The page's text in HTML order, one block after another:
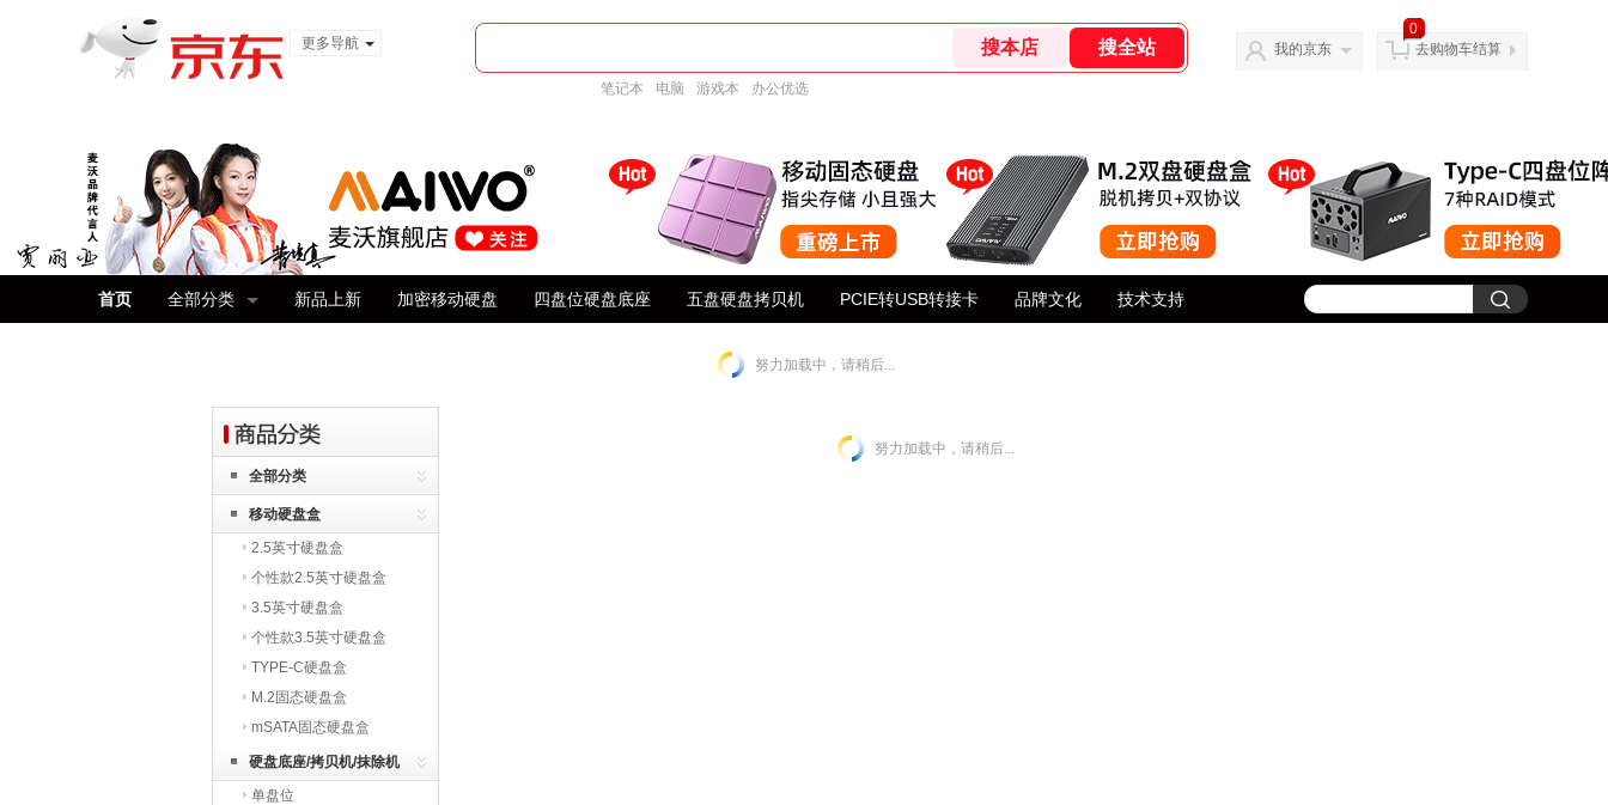
更多导航
笔记本 电脑 游戏本 办公优选
我的京东
0
去购物车结算
首页 全部分类 新品上新 加密移动硬盘 四盘位硬盘底座 五盘硬盘拷贝机 PCIE转USB转接卡 品牌文化 技术支持
努力加载中，请稍后...
全部分类
移动硬盘盒
2.5英寸硬盘盒
个性款2.5英寸硬盘盒
3.5英寸硬盘盒
个性款3.5英寸硬盘盒
TYPE-C硬盘盒
M.2固态硬盘盒
mSATA固态硬盘盒
硬盘底座/拷贝机/抹除机
单盘位
努力加载中，请稍后...